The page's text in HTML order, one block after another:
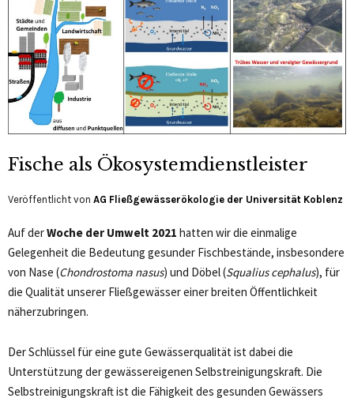
Fische als Ökosystemdienstleister
Veröffentlicht von AG Fließgewässerökologie der Universität Koblenz
Auf derWoche der Umwelt 2021 hatten wir die einmalige
Gelegenheit die Bedeutung gesunder Fischbestände, insbesondere
von Nase (Chondrostoma nasus) und Döbel (Squalius cephalus), für
die Qualität unserer Fließgewässer einer breiten Öffentlichkeit
näherzubringen.
Der Schlüssel für eine gute Gewässerqualität ist dabei die
Unterstützung der gewässereigenen Selbstreinigungskraft. Die
Selbstreinigungskraft ist die Fähigkeit des gesunden Gewässers